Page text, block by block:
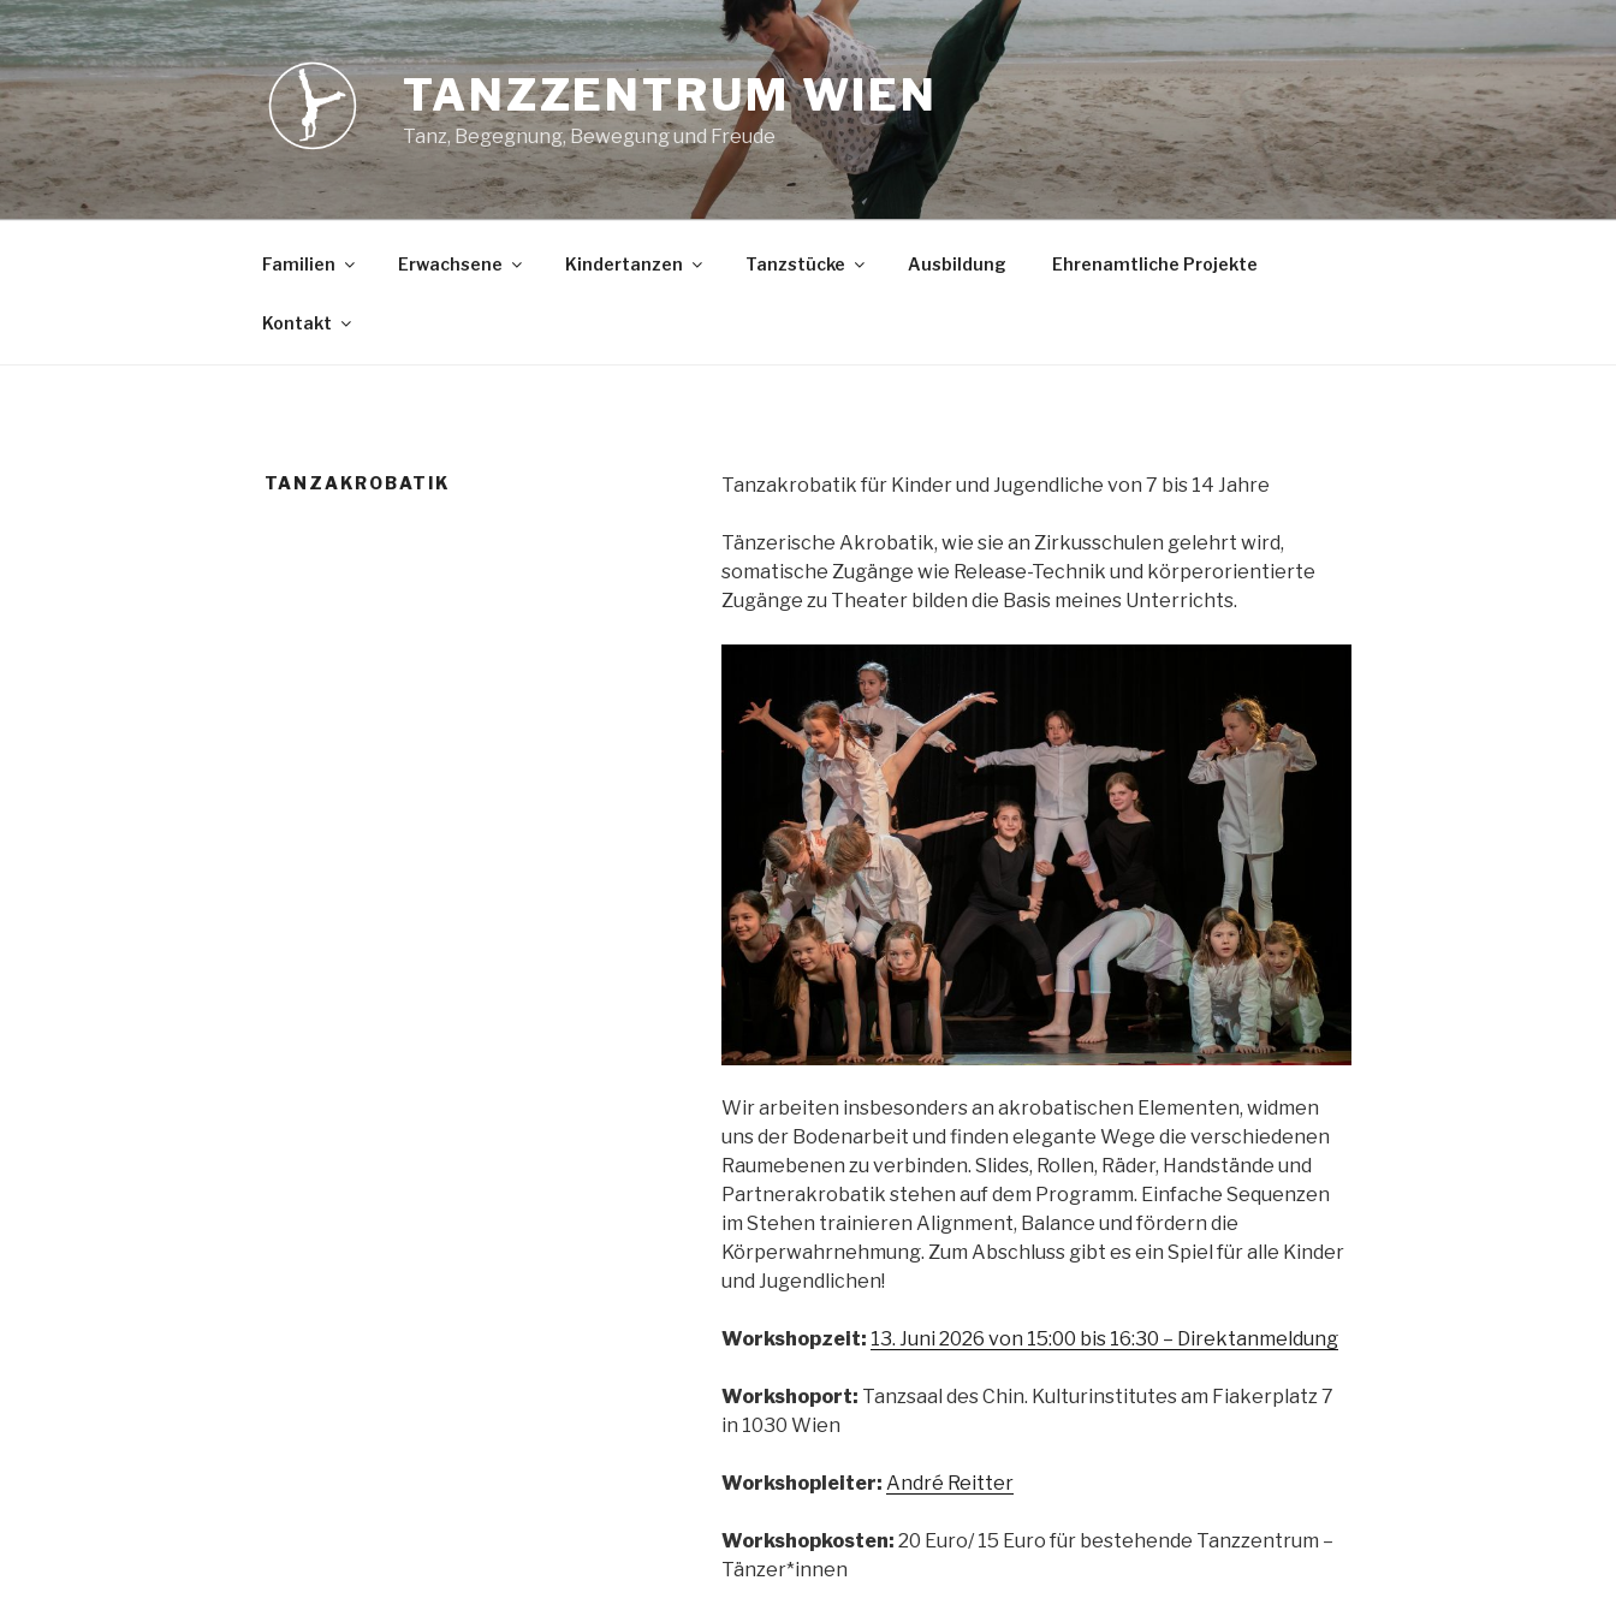
Zum
Inhalt
springen
TANZZENTRUM WIEN
Tanz, Begegnung, Bewegung und Freude
Familien Erwachsene Kindertanzen Tanzstücke Ausbildung Ehrenamtliche Projekte
Kontakt
TANZAKROBATIK Tanzakrobatik für Kinder und Jugendliche von 7 bis 14 Jahre
Tänzerische Akrobatik, wie sie an Zirkusschulen gelehrt wird,
somatische Zugänge wie Release-Technik und körperorientierte
Zugänge zu Theater bilden die Basis meines Unterrichts.
Wir arbeiten insbesonders an akrobatischen Elementen, widmen
uns der Bodenarbeit und finden elegante Wege die verschiedenen
Raumebenen zu verbinden. Slides, Rollen, Räder, Handstände und
Partnerakrobatik stehen auf dem Programm. Einfache Sequenzen
im Stehen trainieren Alignment, Balance und fördern die
Körperwahrnehmung. Zum Abschluss gibt es ein Spiel für alle Kinder
und Jugendlichen!
Workshopzeit: 13. Juni 2026 von 15:00 bis 16:30 – Direktanmeldung
Workshoport: Tanzsaal des Chin. Kulturinstitutes am Fiakerplatz 7
in 1030 Wien
Workshopleiter: André Reitter
Workshopkosten: 20 Euro/ 15 Euro für bestehende Tanzzentrum –
Tänzer*innen